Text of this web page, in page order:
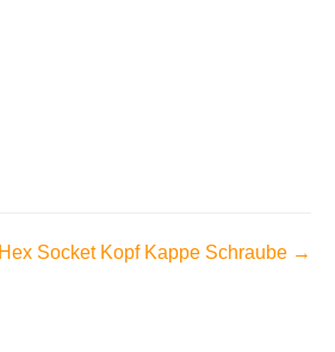
Socket Kopf Kappe Schraube →